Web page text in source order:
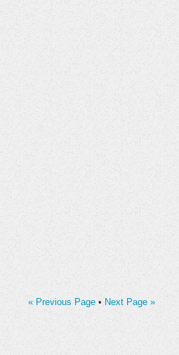
« Previous Page • Next Page »